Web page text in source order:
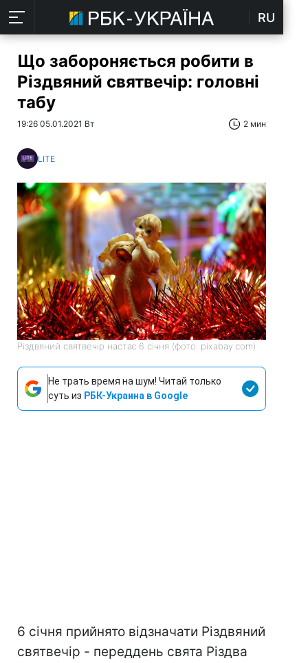
RU
Що забороняється робити в
Різдвяний святвечір: головні
табу
19:26 05.01.2021 Вт 2 мин
LITE
Різдвяний святвечір настає 6 січня (фото: pixabay.com)
Не трать время на шум! Читай только
суть из РБК-Украина в Google
6 січня прийнято відзначати Різдвяний
святвечір - переддень свята Різдва